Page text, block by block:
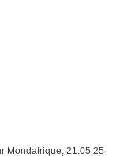
Mondafrique, 21.05.25